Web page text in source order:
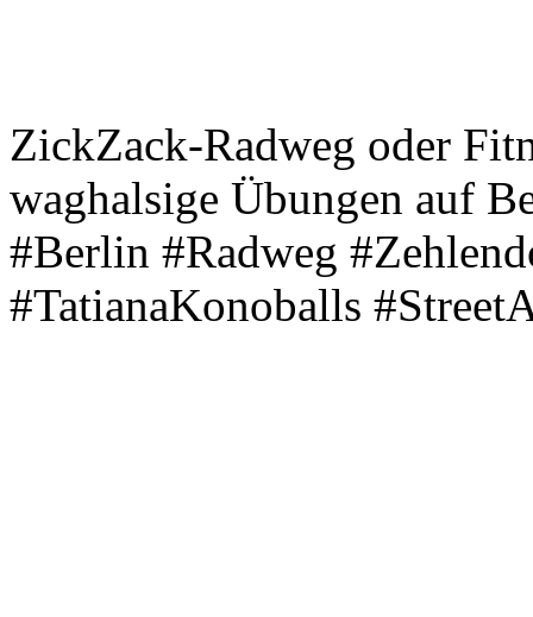
ZickZack-Radweg oder
waghalsige Übungen auf
#Berlin #Radweg
#TatianaKonoballs